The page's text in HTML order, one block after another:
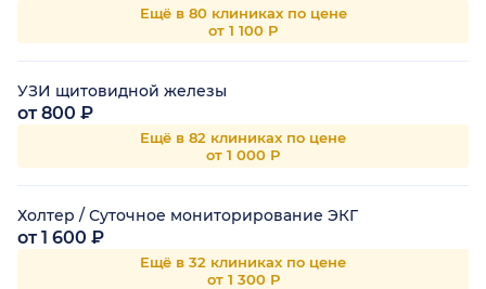
Ещё в 80 клиниках по цене
от 1 100 Р
УЗИ щитовидной железы
от 800 ₽
Ещё в 82 клиниках по цене
от 1 000 Р
Холтер / Суточное мониторирование ЭКГ
от 1 600 ₽
Ещё в 32 клиниках по цене
от 1 300 Р